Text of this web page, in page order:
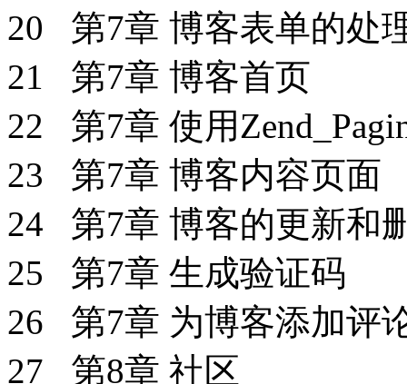
20 第7章 博客表单的处
21 第7章 博客首页
22 第7章 使用
23 第7章 博客内容页面
24 第7章 博客的更新和
25 第7章 生成验证码
26 第7章 为博客添加评
27 第8章 社区